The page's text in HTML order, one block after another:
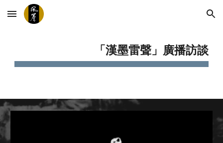
Skip to main content Skip to navigation
「漢墨雷聲」廣播訪談